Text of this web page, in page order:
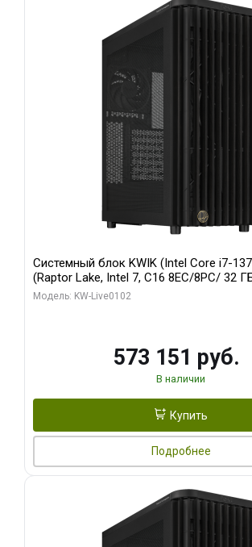
Системный блок KWIK (Intel Core i7-
(Raptor Lake, Intel 7, C16 8EC/8PC/ 32
модуля)/ Afox RTX4090 24GB GDDR6X
Модель: KW-Live0102
573 151 руб.
В наличии
Купить
Подробнее